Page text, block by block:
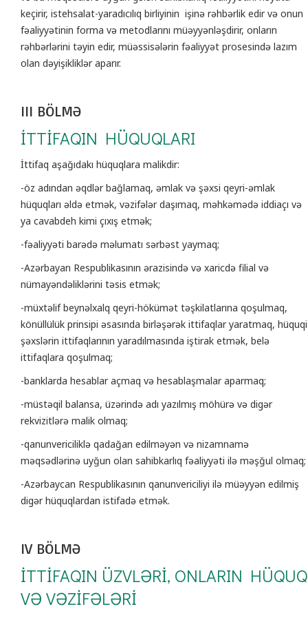
keçirir, istehsalat-yaradıcılıq birliyinin işinə rəhbərlik edir və onun
fəaliyyətinin forma və metodlarını müəyyənləşdirir, onların
rəhbərlərini təyin edir, müəssisələrin fəaliyyət prosesində lazım
olan dəyişikliklər aparır.
III BÖLMƏ
İTTİFAQIN HÜQUQLARI
İttifaq aşağıdakı hüquqlara malikdir:
-öz adından əqdlər bağlamaq, əmlak və şəxsi qeyri-əmlak
hüquqları əldə etmək, vəzifələr daşımaq, məhkəmədə iddiaçı və
ya cavabdeh kimi çıxış etmək;
-fəaliyyəti barədə məlumatı sərbəst yaymaq;
-Azərbayan Respublikasının ərazisində və xaricdə filial və
nümayəndəliklərini təsis etmək;
-müxtəlif beynəlxalq qeyri-hökümət təşkilatlarına qoşulmaq,
könüllülük prinsipi əsasında birləşərək ittifaqlar yaratmaq, hüquqi
şəxslərin ittifaqlarının yaradılmasında iştirak etmək, belə
ittifaqlara qoşulmaq;
-banklarda hesablar açmaq və hesablaşmalar aparmaq;
-müstəqil balansa, üzərində adı yazılmış möhürə və digər
rekvizitlərə malik olmaq;
-qanunvericiliklə qadağan edilməyən və nizamnamə
məqsədlərinə uyğun olan sahibkarlıq fəaliyyəti ilə məşğul olmaq;
-Azərbaycan Respublikasının qanunvericiliyi ilə müəyyən edilmiş
digər hüquqlardan istifadə etmək.
IV BÖLMƏ
İTTİFAQIN ÜZVLƏRİ, ONLARIN HÜQUQ
VƏ VƏZİFƏLƏRİ